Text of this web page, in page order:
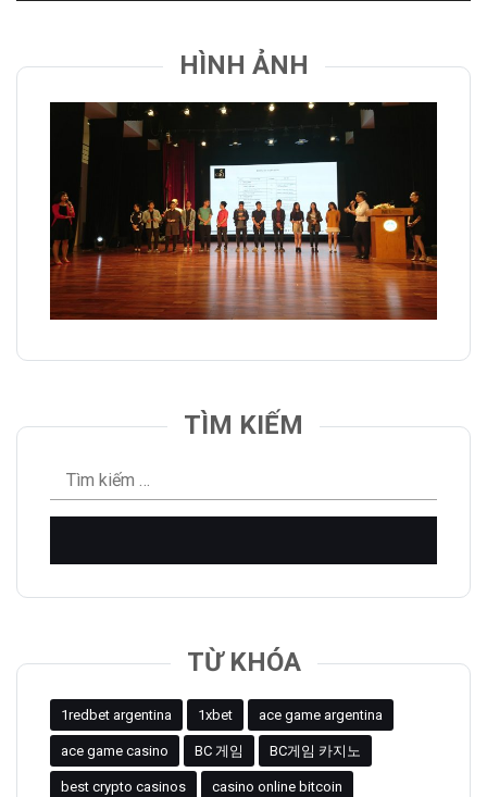
HÌNH ẢNH
TÌM KIẾM
Tìm
kiếm
TỪ KHÓA
1redbet argentina 1xbet ace game argentina
ace game casino BC 게임 BC게임 카지노
best crypto casinos casino online bitcoin